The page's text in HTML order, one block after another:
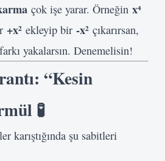
çok işe yarar. Örneğin x⁴
+x² ekleyip bir -x² çıkarırsan,
yakalarsın. Denemelisin!
“Kesin
🧪
karıştığında şu sabitleri